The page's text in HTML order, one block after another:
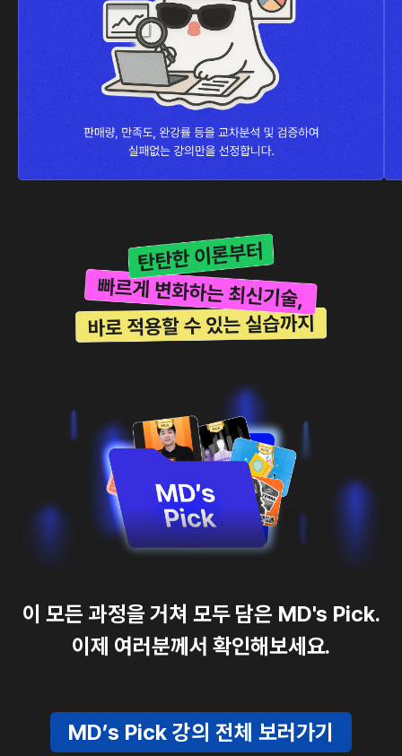
이 모든 과정을 거쳐 모두 담은 MD's Pick.
이제 여러분께서 확인해보세요.
MD’s Pick 강의 전체 보러가기